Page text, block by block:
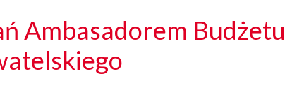
Ambasadorem Budżetu